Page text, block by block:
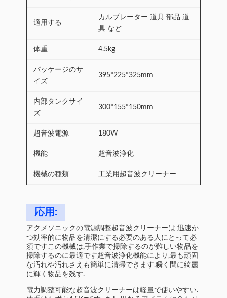
適用する
カルブレーター 道具 部品 道
具 など
体重 4.5kg
パッケージのサ
イズ
395*225*325mm
内部タンクサイ
ズ
300*155*150mm
超音波電源 180W
機能 超音波浄化
機械の種類 工業用超音波クリーナー
応用:
アクメソニックの電源調整超音波クリーナーは 迅速か
つ効率的に物品を清潔にする必要のある人にとって必
須ですこの機械は,手作業で掃除するのが難しい物品を
掃除するのに最適です超音波浄化機能により,最も頑固
な汚れや汚れさえも簡単に清掃できます.瞬く間に綺麗
に輝く物品を残す.
電力調整可能な超音波クリーナーは軽量で使いやすい.